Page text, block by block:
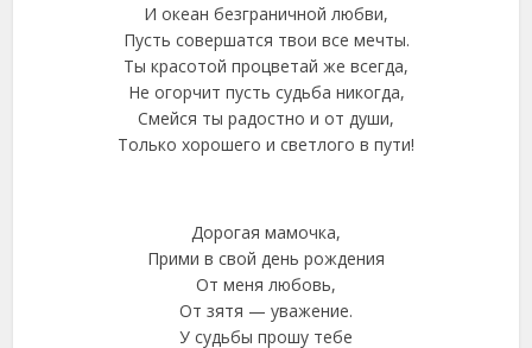
И океан безграничной любви,
Пусть совершатся твои все мечты.
Ты красотой процветай же всегда,
Не огорчит пусть судьба никогда,
Смейся ты радостно и от души,
Только хорошего и светлого в пути!
Дорогая мамочка,
Прими в свой день рождения
От меня любовь,
От зятя — уважение.
У судьбы прошу тебе